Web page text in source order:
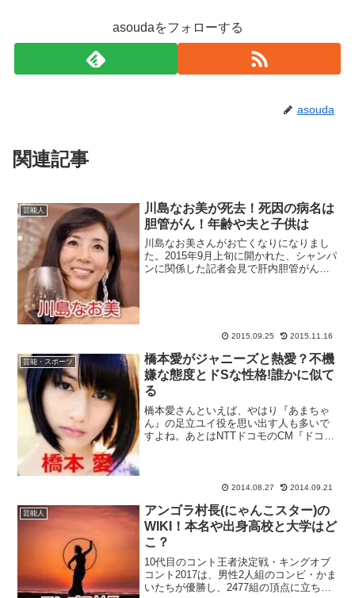
asoudaをフォローする
asouda
関連記事
芸能人
川島なお美が死去！死因の病名は
胆管がん！年齢や夫と子供は
川島なお美さんがお亡くなりになりまし
た。2015年9月上旬に開かれた、シャンパ
ンに関係した記者会見で肝内胆管がん手
2015.09.25 2015.11.16
芸能・スポーツ
橋本愛がジャニーズと熱愛？不機
嫌な態度とドSな性格!誰かに似て
る
橋本愛さんといえば、やはり『あまちゃ
ん』の足立ユイ役を思い出す人も多いで
すよね。あとはNTTドコモのCM『ドコモ
愛の噂や、インタビュ...
2014.08.27 2014.09.21
芸能人
アンゴラ村長(にゃんこスター)の
WIKI！本名や出身高校と大学はど
こ？
10代目のコント王者決定戦・キングオブ
コント2017は、男性2人組のコンビ・かま
いたちが優勝し、2477組の頂点に立ちま